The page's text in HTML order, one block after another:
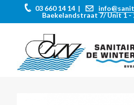
03 660 14 14 |
Baekelandstraat 7/ Unit 1 -